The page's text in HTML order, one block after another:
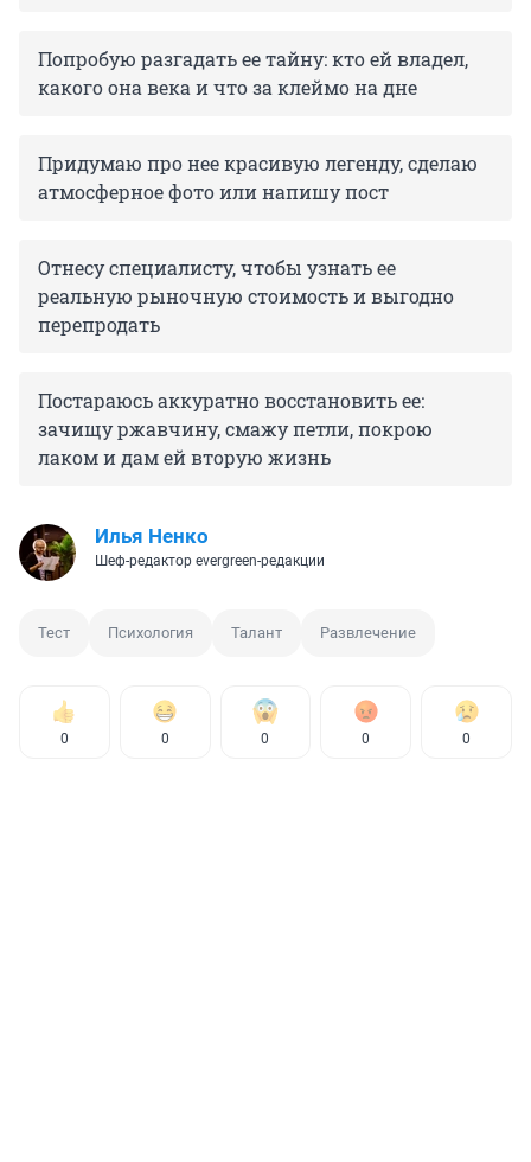
Попробую разгадать ее тайну: кто ей владел,
какого она века и что за клеймо на дне
Придумаю про нее красивую легенду, сделаю
атмосферное фото или напишу пост
Отнесу специалисту, чтобы узнать ее
реальную рыночную стоимость и выгодно
перепродать
Постараюсь аккуратно восстановить ее:
зачищу ржавчину, смажу петли, покрою
лаком и дам ей вторую жизнь
Илья Ненко
Шеф-редактор evergreen-редакции
Тест Психология Талант Развлечение
0 0 0 0 0